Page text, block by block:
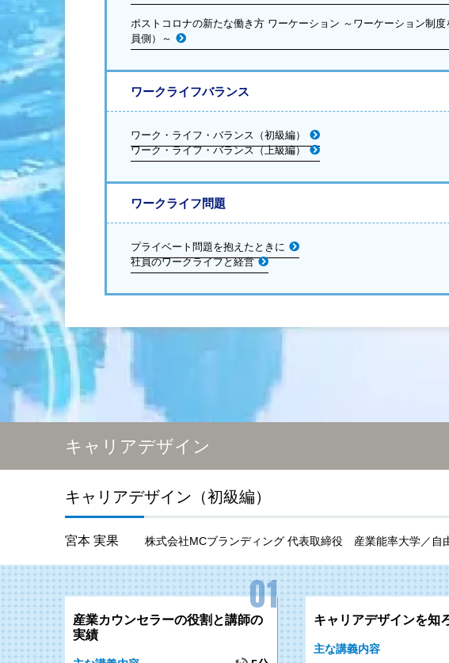
ポストコロナの新たな働き方 ワーケーション ～ワーケーション制度
員側）～
ワークライフバランス
ワーク・ライフ・バランス（初級編）
ワーク・ライフ・バランス（上級編）
ワークライフ問題
プライベート問題を抱えたときに
社員のワークライフと経営
キャリアデザイン
キャリアデザイン（初級編）
宮本 実果 株式会社MCブランディング 代表取締役 産業能率大学／自
産業カウンセラーの役割と講師の
実績
キャリアデザインを知
主な講義内容